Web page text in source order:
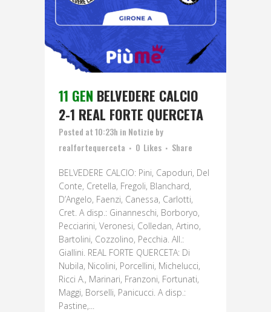
11 GEN BELVEDERE CALCIO
2-1 REAL FORTE QUERCETA
Posted at 10:23h in Notizie by
realfortequerceta
0 Likes Share
BELVEDERE CALCIO: Pini, Capoduri, Del
Conte, Cretella, Fregoli, Blanchard,
D’Angelo, Faenzi, Canessa, Carlotti,
Cret. A disp.: Ginanneschi, Borboryo,
Pecciarini, Veronesi, Colledan, Artino,
Bartolini, Cozzolino, Pecchia. All.:
Giallini. REAL FORTE QUERCETA: Di
Nubila, Nicolini, Porcellini, Michelucci,
Ricci A., Marinari, Franzoni, Fortunati,
Maggi, Borselli, Panicucci. A disp.:
Pastine,...